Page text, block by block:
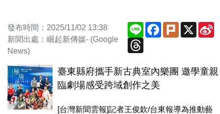
發布時間：2025/11/02 13:38
新聞出處：崛起新傳媒- (Google
News)
Line Facebook
PlurkX
Threads
臺東縣府攜手新古典室內樂團 邀學童親
臨劇場感受跨域創作之美
[台灣新聞雲報]記者王俊欽/台東報導為推動藝